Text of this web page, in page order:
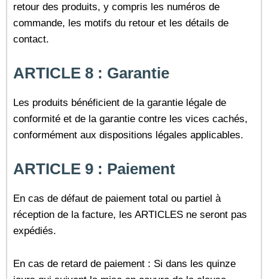
retour des produits, y compris les numéros de
commande, les motifs du retour et les détails de
contact.
ARTICLE 8 : Garantie
Les produits bénéficient de la garantie légale de
conformité et de la garantie contre les vices cachés,
conformément aux dispositions légales applicables.
ARTICLE 9 : Paiement
En cas de défaut de paiement total ou partiel à
réception de la facture, les ARTICLES ne seront pas
expédiés.
En cas de retard de paiement : Si dans les quinze